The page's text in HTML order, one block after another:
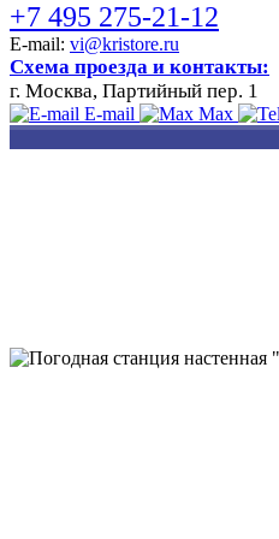
+7 495 275-21-12
E-mail: vi@kristore.ru
Схема проезда и контакты:
г. Москва, Партийный пер. 1
E-mail Max